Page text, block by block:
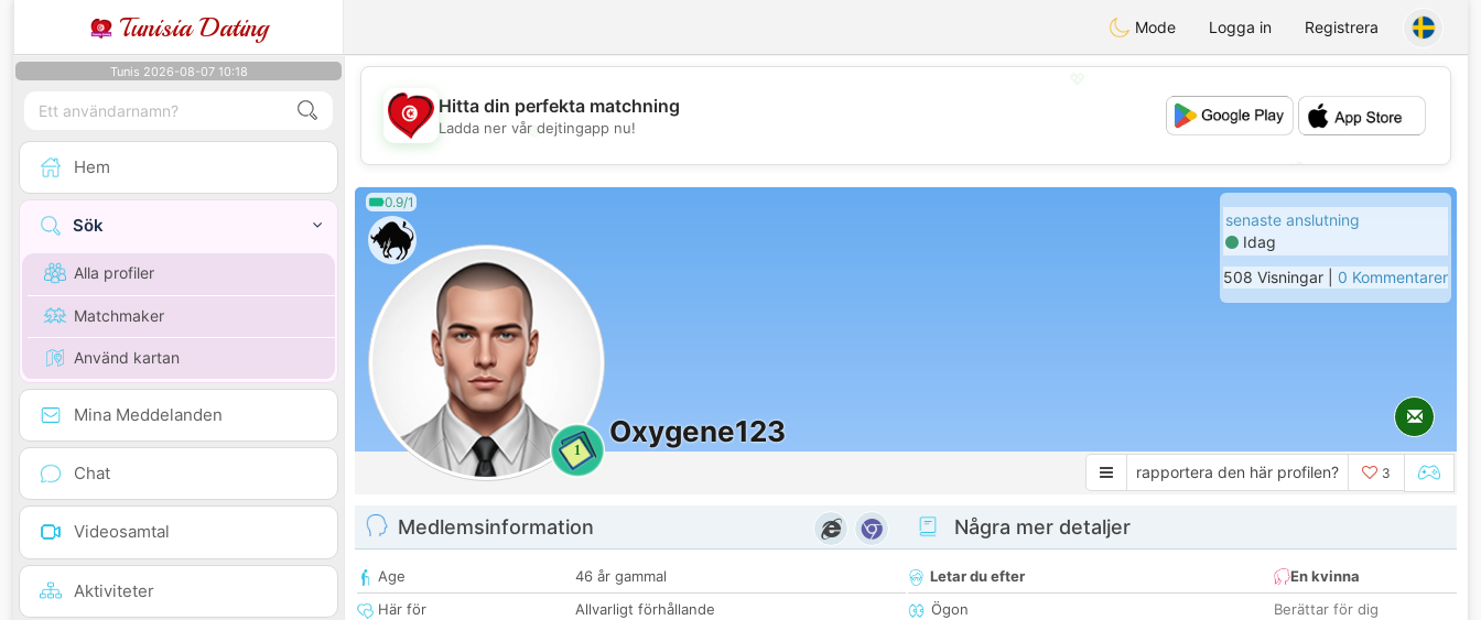
Tunisia Dating Mode Logga in Registrera
Tunis 2026-08-07 10:18
Hem
Sök
Alla profiler
Matchmaker
Använd kartan
Mina Meddelanden
Chat
Videosamtal
Aktiviteter
💖
💕
Hitta din perfekta matchning
Ladda ner vår dejtingapp nu!
0.9/1
1
Oxygene123
senaste anslutning
Idag
508 Visningar | 0 Kommentarer
rapportera den här profilen? 3
Medlemsinformation
Age
46 år gammal
Här för
Allvarligt förhållande
Några mer detaljer
Letar du efter
En kvinna
Ögon
Berättar för dig